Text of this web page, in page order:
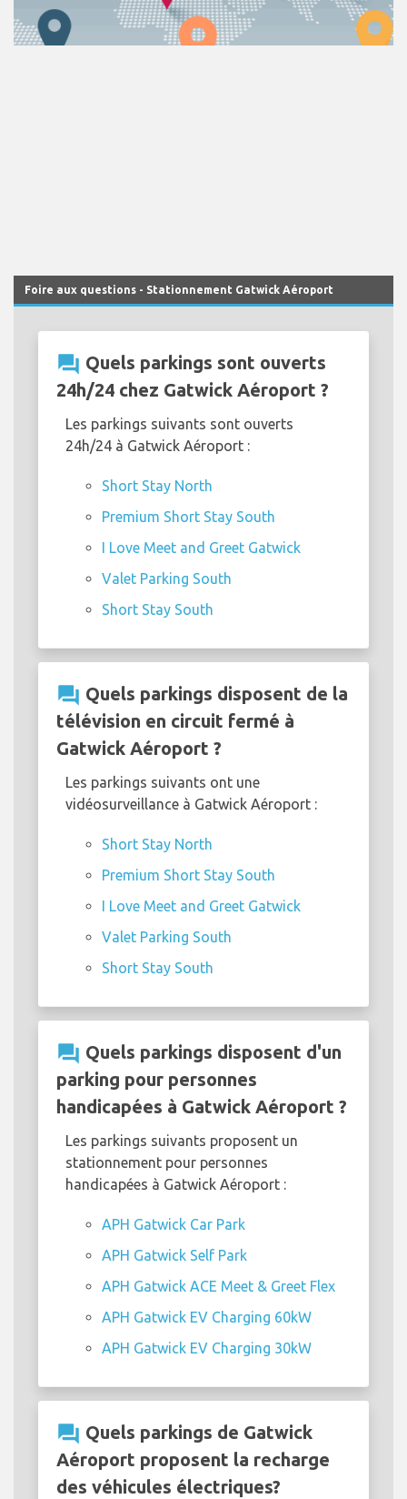
Foire aux questions - Stationnement Gatwick Aéroport
question_answer Quels parkings sont ouverts
24h/24 chez Gatwick Aéroport ?
Les parkings suivants sont ouverts
24h/24 à Gatwick Aéroport :
Short Stay North
Premium Short Stay South
I Love Meet and Greet Gatwick
Valet Parking South
Short Stay South
question_answer Quels parkings disposent de la
télévision en circuit fermé à
Gatwick Aéroport ?
Les parkings suivants ont une
vidéosurveillance à Gatwick Aéroport :
Short Stay North
Premium Short Stay South
I Love Meet and Greet Gatwick
Valet Parking South
Short Stay South
question_answer Quels parkings disposent d'un
parking pour personnes
handicapées à Gatwick Aéroport ?
Les parkings suivants proposent un
stationnement pour personnes
handicapées à Gatwick Aéroport :
APH Gatwick Car Park
APH Gatwick Self Park
APH Gatwick ACE Meet & Greet Flex
APH Gatwick EV Charging 60kW
APH Gatwick EV Charging 30kW
question_answer Quels parkings de Gatwick
Aéroport proposent la recharge
des véhicules électriques?